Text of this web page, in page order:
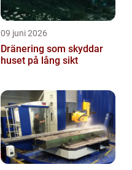
09 juni 2026
Dränering som skyddar
huset på lång sikt